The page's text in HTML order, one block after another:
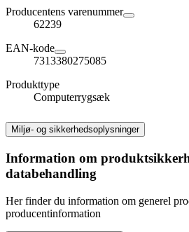
Producentens varenummer
62239
EAN-kode
7313380275085
Produkttype
Computerrygsæk
Miljø- og sikkerhedsoplysninger
Information om
databehandling
Her finder du information om generel
producentinformation